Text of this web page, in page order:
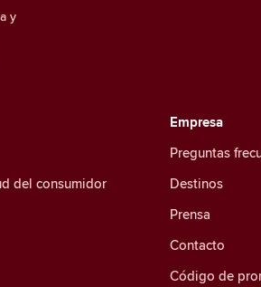
y
del consumidor
Empresa
Preguntas
Destinos
Prensa
Contacto
Código de